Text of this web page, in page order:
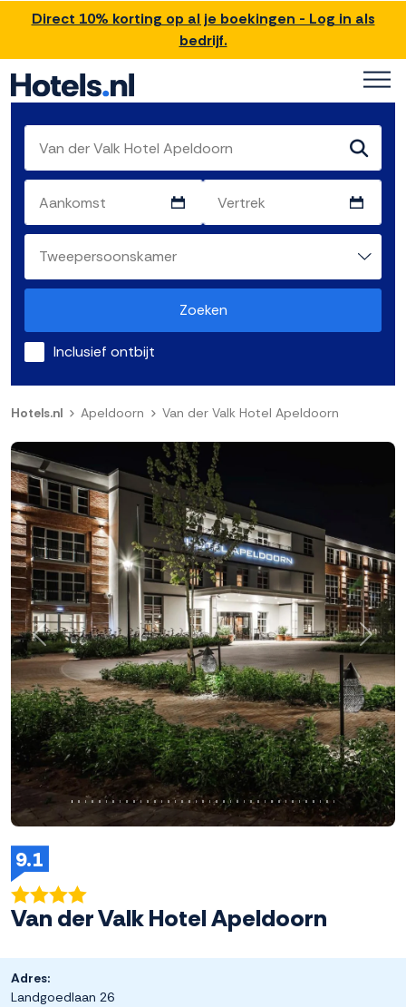
Direct 10% korting op al je boekingen - Log in als
bedrijf.
Zoeken
Inclusief ontbijt
Hotels.nl Apeldoorn Van der Valk Hotel Apeldoorn
9.1
Van der Valk Hotel Apeldoorn
Adres:
Landgoedlaan 26